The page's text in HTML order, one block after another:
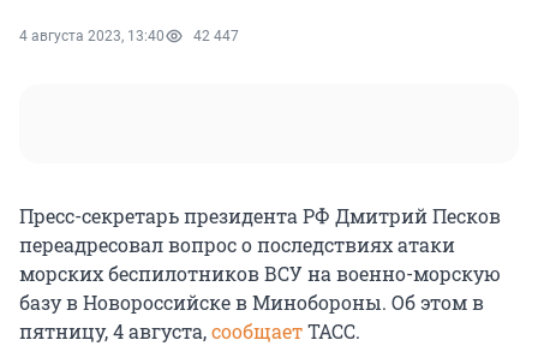
4 августа 2023, 13:40 42 447
Пресс-секретарь президента РФ Дмитрий Песков
переадресовал вопрос о последствиях атаки
морских беспилотников ВСУ на военно-морскую
базу в Новороссийске в Минобороны. Об этом в
пятницу, 4 августа,сообщаетТАСС.